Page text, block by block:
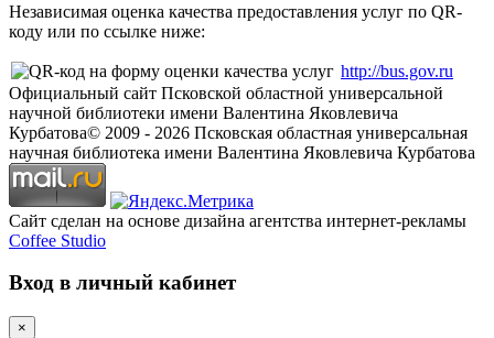
Независимая оценка качества предоставления услуг по QR-
коду или по ссылке ниже:
http://bus.gov.ru
Официальный сайт Псковской областной универсальной
научной библиотеки имени Валентина Яковлевича
Курбатова© 2009 - 2026 Псковская областная универсальная
научная библиотека имени Валентина Яковлевича Курбатова
Сайт сделан на основе дизайна агентства интернет-рекламы
Coffee Studio
Вход в личный кабинет
×